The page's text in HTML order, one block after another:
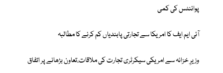
پوائنٹس کی کمی
آئی ایم ایف کا امریکا سے تجارتی پابندیاں کم کرنے کا مطالبہ
وزیرِ خزانہ سے امریکی سیکرٹری تجارت کی ملاقات،تعاون بڑھانے پر اتفاق